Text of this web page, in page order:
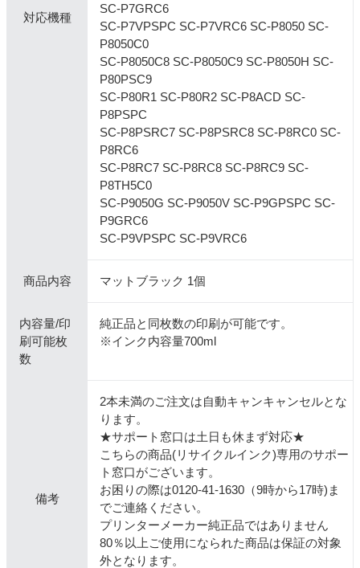
対応機種
SC-P7GRC6
SC-P7VPSPC SC-P7VRC6 SC-P8050 SC-
P8050C0
SC-P8050C8 SC-P8050C9 SC-P8050H SC-
P80PSC9
SC-P80R1 SC-P80R2 SC-P8ACD SC-
P8PSPC
SC-P8PSRC7 SC-P8PSRC8 SC-P8RC0 SC-
P8RC6
SC-P8RC7 SC-P8RC8 SC-P8RC9 SC-
P8TH5C0
SC-P9050G SC-P9050V SC-P9GPSPC SC-
P9GRC6
SC-P9VPSPC SC-P9VRC6
商品内容 マットブラック 1個
内容量/印
刷可能枚
数
純正品と同枚数の印刷が可能です。
※インク内容量700ml
備考
2本未満のご注文は自動キャンキャンセルとな
ります。
★サポート窓口は土日も休まず対応★
こちらの商品(リサイクルインク)専用のサポー
ト窓口がございます。
お困りの際は0120-41-1630（9時から17時)ま
でご連絡ください。
プリンターメーカー純正品ではありません
80％以上ご使用になられた商品は保証の対象
外となります。